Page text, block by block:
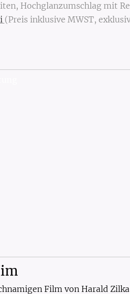
Hochglanzumschlag mit
(Preis inklusive MWST,
Film von Harald